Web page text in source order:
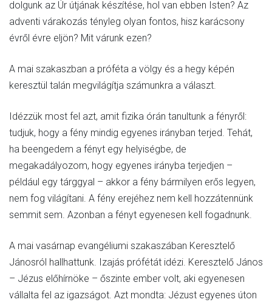
dolgunk az Úr útjának készítése, hol van ebben Isten? Az
adventi várakozás tényleg olyan fontos, hisz karácsony
évről évre eljön? Mit várunk ezen?
A mai szakaszban a próféta a völgy és a hegy képén
keresztül talán megvilágítja számunkra a választ.
Idézzük most fel azt, amit fizika órán tanultunk a fényről:
tudjuk, hogy a fény mindig egyenes irányban terjed. Tehát,
ha beengedem a fényt egy helyiségbe, de
megakadályozom, hogy egyenes irányba terjedjen –
például egy tárggyal – akkor a fény bármilyen erős legyen,
nem fog világítani. A fény erejéhez nem kell hozzátennünk
semmit sem. Azonban a fényt egyenesen kell fogadnunk.
A mai vasárnap evangéliumi szakaszában Keresztelő
Jánosról hallhattunk. Izajás prófétát idézi. Keresztelő János
– Jézus előhírnöke – őszinte ember volt, aki egyenesen
vállalta fel az igazságot. Azt mondta: Jézust egyenes úton